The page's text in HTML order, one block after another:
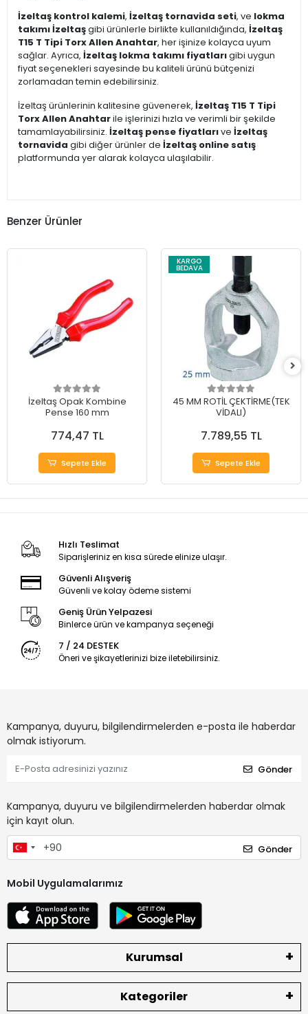
İzeltaş kontrol kalemi, İzeltaş tornavida seti, ve lokma
takımı İzeltaşgibi ürünlerle birlikte kullanıldığında, İzeltaş
T15 T Tipi Torx Allen Anahtar, her işinize kolayca uyum
sağlar. Ayrıca, İzeltaş lokma takımı fiyatlarıgibi uygun
fiyat seçenekleri sayesinde bu kaliteli ürünü bütçenizi
zorlamadan temin edebilirsiniz.
İzeltaş ürünlerinin kalitesine güvenerek, İzeltaş T15 T Tipi
Torx Allen Anahtarile işlerinizi hızla ve verimli bir şekilde
tamamlayabilirsiniz. İzeltaş pense fiyatlarıve İzeltaş
tornavida gibi diğer ürünler de İzeltaş online satış
platformunda yer alarak kolayca ulaşılabilir.
Benzer Ürünler
İzeltaş Opak Kombine
Pense 160 mm
774,47 TL
Sepete Ekle
KARGO
BEDAVA
45 MM ROTİL ÇEKTİRME(TEK
VİDALI)
7.789,55 TL
Sepete Ekle
Hızlı Teslimat
Siparişleriniz en kısa sürede elinize ulaşır.
Güvenli Alışveriş
Güvenli ve kolay ödeme sistemi
Geniş Ürün Yelpazesi
Binlerce ürün ve kampanya seçeneği
7 / 24 DESTEK
Öneri ve şikayetlerinizi bize iletebilirsiniz.
Kampanya, duyuru, bilgilendirmelerden e-posta ile haberdar
olmak istiyorum.
Gönder
Kampanya, duyuru ve bilgilendirmelerden haberdar olmak
için kayıt olun.
Gönder
Mobil Uygulamalarımız
Kurumsal
Kategoriler